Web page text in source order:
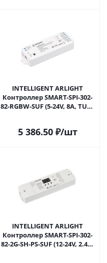
INTELLIGENT ARLIGHT
Контроллер SMART-SPI-302-
82-RGBW-SUF (5-24V, 8A, TUYA
Ижевске
5 386.50₽/шт
INTELLIGENT ARLIGHT
Контроллер SMART-SPI-302-
82-2G-SH-PS-SUF (12-24V, 2.4G)